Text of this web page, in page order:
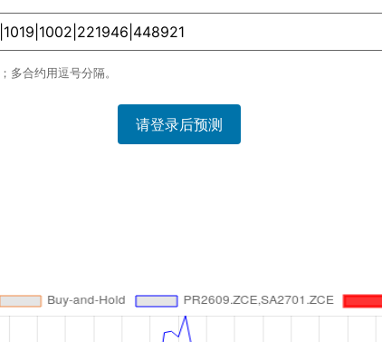
；多合约用逗号分隔。
请登录后预测